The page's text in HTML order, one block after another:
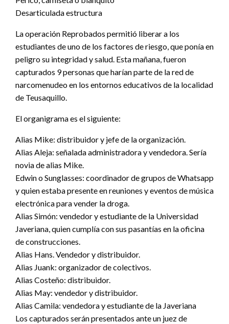
Desarticulada estructura
La operación Reprobados permitió liberar a los
estudiantes de uno de los factores de riesgo, que ponía en
peligro su integridad y salud. Esta mañana, fueron
capturados 9 personas que harían parte de la red de
narcomenudeo en los entornos educativos de la localidad
de Teusaquillo.
El organigrama es el siguiente:
Alias Mike: distribuidor y jefe de la organización.
Alias Aleja: señalada administradora y vendedora. Sería
novia de alias Mike.
Edwin o Sunglasses: coordinador de grupos de Whatsapp
y quien estaba presente en reuniones y eventos de música
electrónica para vender la droga.
Alias Simón: vendedor y estudiante de la Universidad
Javeriana, quien cumplía con sus pasantías en la oficina
de construcciones.
Alias Hans. Vendedor y distribuidor.
Alias Juank: organizador de colectivos.
Alias Costeño: distribuidor.
Alias May: vendedor y distribuidor.
Alias Camila: vendedora y estudiante de la Javeriana
Los capturados serán presentados ante un juez de